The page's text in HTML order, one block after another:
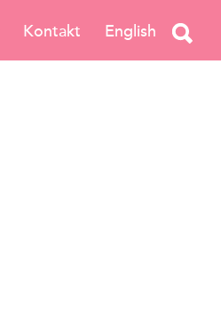
Kontakt English